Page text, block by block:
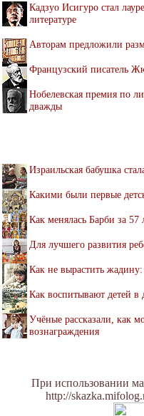
Кадзуо Исигуро стал
литературе
Авторам предложили
Французский писатель
Нобелевская премия по
дважды
Израильская бабушка
Какими были первые
Как менялась Барби за 57
Для лучшего развития
Как не вырастить жадину:
Как воспитывают детей в
Учёные рассказали, как
вознаграждения
При использовании
http://